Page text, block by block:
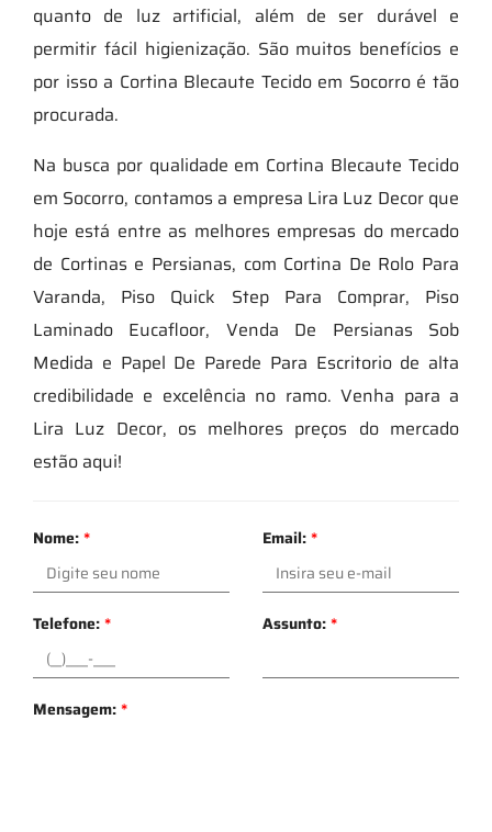
quanto de luz artificial, além de ser durável e
permitir fácil higienização. São muitos benefícios e
por isso a Cortina Blecaute Tecido em Socorro é tão
procurada.
Na busca por qualidade em Cortina Blecaute Tecido
em Socorro, contamos a empresa Lira Luz Decor que
hoje está entre as melhores empresas do mercado
de Cortinas e Persianas, com Cortina De Rolo Para
Varanda, Piso Quick Step Para Comprar, Piso
Laminado Eucafloor, Venda De Persianas Sob
Medida e Papel De Parede Para Escritorio de alta
credibilidade e excelência no ramo. Venha para a
Lira Luz Decor, os melhores preços do mercado
estão aqui!
Nome:* Email:*
Telefone:* Assunto:*
Mensagem:*